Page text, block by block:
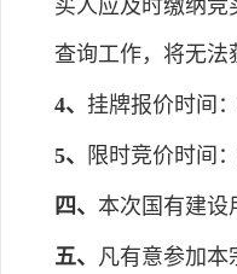
买人应及时缴纳竞
查询工作，将无
4、 挂牌报价时间
5、 限时竞价时间
四、 本次国有建设
五、 凡有意参加本